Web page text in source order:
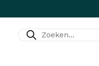
Zoeken...